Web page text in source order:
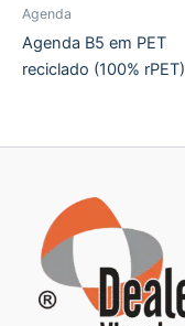
Agenda
Agenda B5 em PET
reciclado (100% rPET)